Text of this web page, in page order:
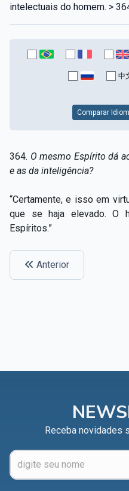
intelectuais do homem. >
中
Comparar
364. O mesmo Espírito dá
e as da inteligência?
“Certamente, e isso em
que se haja elevado. O
Espíritos.”
Anterior
Receba novidades